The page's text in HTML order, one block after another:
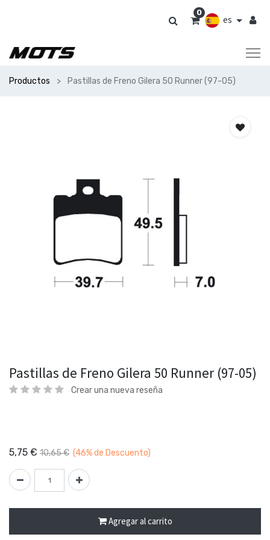
es
0
Productos Pastillas de Freno Gilera 50 Runner (97-05)
Pastillas de Freno Gilera 50 Runner (97-05)
Crear una nueva reseña
5,75 € 10,65€ (46%de Descuento)
Agregar al carrito